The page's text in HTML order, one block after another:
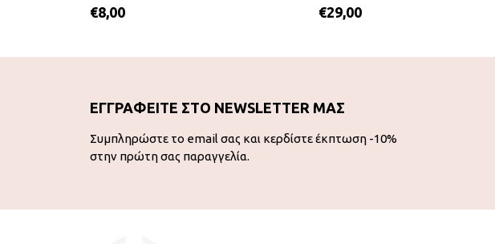
€8,00 €29,00
ΕΓΓΡΑΦΕΙΤΕ ΣΤΟ NEWSLETTER ΜΑΣ
Συμπληρώστε το email σας και κερδίστε έκπτωση -10%
στην πρώτη σας παραγγελία.